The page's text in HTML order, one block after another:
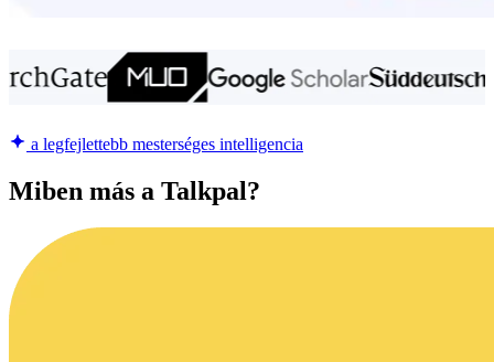
a legfejlettebb mesterséges intelligencia
Miben más a Talkpal?